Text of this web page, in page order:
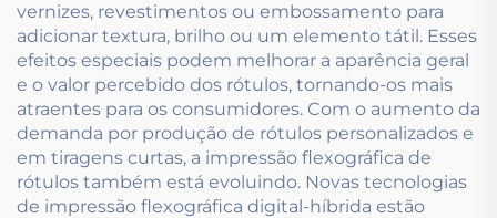
vernizes, revestimentos ou embossamento para
adicionar textura, brilho ou um elemento tátil. Esses
efeitos especiais podem melhorar a aparência geral
e o valor percebido dos rótulos, tornando-os mais
atraentes para os consumidores. Com o aumento da
demanda por produção de rótulos personalizados e
em tiragens curtas, a impressão flexográfica de
rótulos também está evoluindo. Novas tecnologias
de impressão flexográfica digital-híbrida estão